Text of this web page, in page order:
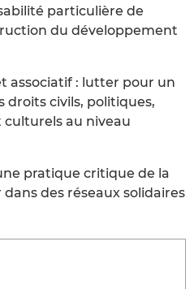
particulière de
du développement
associatif : lutter pour un
droits civils, politiques,
culturels au niveau
pratique critique de la
des réseaux solidaires